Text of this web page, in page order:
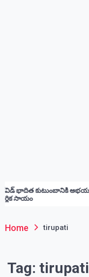
అభయం 20000
Home tirupati
Tag: tirupati